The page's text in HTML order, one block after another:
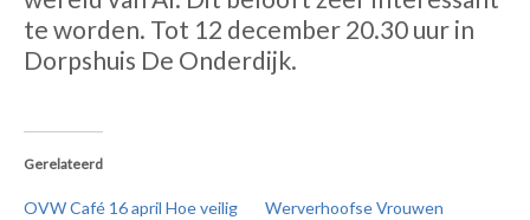
te worden. Tot 12 december 20.30 uur in
Dorpshuis De Onderdijk.
Gerelateerd
OVW Café 16 april Hoe veilig
Werverhoofse Vrouwen